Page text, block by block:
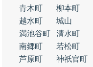
青木町
柳本町
越水町
城山
満池谷町
清水町
南郷町
若松町
芦原町
神祇官町